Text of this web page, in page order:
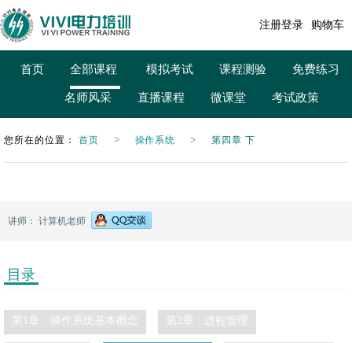
购物车
登录
注册
首页 全部课程 模拟考试 课程测验 免费练习
名师风采 直播课程 微课堂 考试政策
您所在的位置： 首页 操作系统 第四章 下
讲师： 计算机老师
目录
第1章：操作系统基本概念 第2章：进程管理